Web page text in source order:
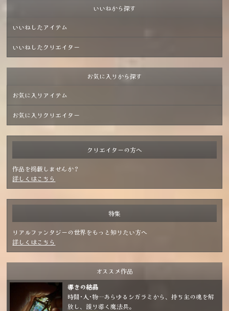
いいねから探す
いいねしたアイテム
いいねしたクリエイター
お気に入りから探す
お気に入りアイテム
お気に入りクリエイター
クリエイターの方へ
作品を掲載しませんか？
詳しくはこちら
特集
リアルファンタジーの世界をもっと知りたい方へ
詳しくはこちら
オススメ作品
導きの結晶
時間･人･物…あらゆるシガラミから、持ち主の魂を解
放し、護り導く魔法具。